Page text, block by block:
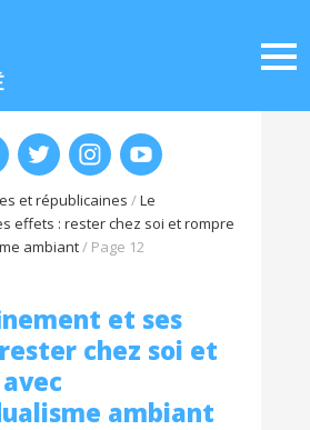
et républicaines /Le
effets : rester chez soi et rompre
ambiant/ Page 12
et ses
chez soi et
ambiant